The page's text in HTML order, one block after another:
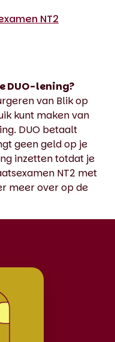
NT2
DUO-lening?
van Blik op
kunt maken van
DUO betaalt
geen geld op je
inzetten totdat je
NT2 met
meer over op de